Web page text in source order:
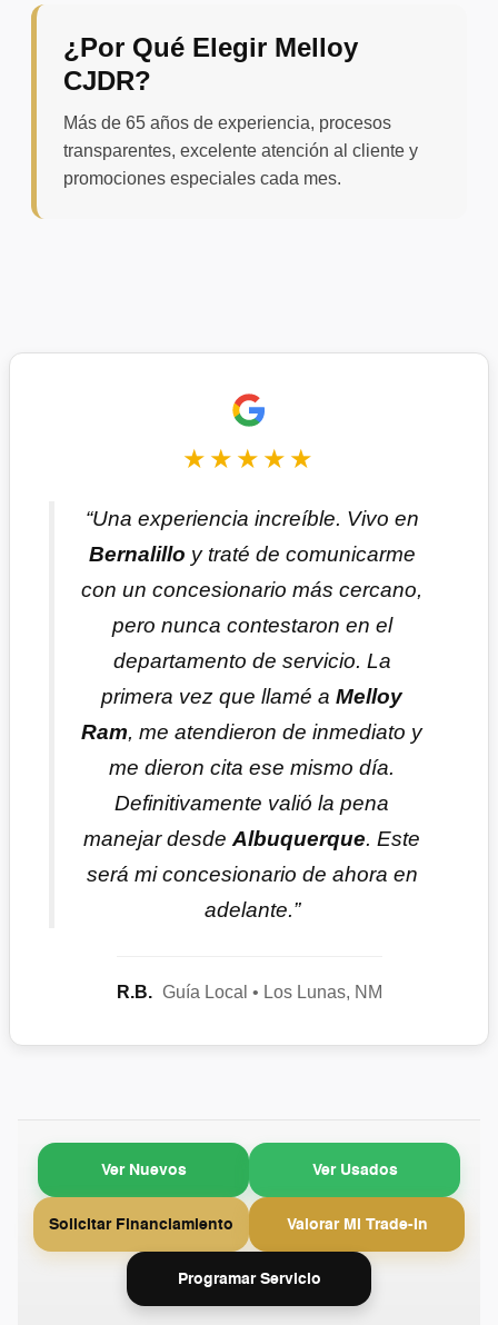
¿Por Qué Elegir Melloy
CJDR?
Más de 65 años de experiencia, procesos
transparentes, excelente atención al cliente y
promociones especiales cada mes.
★★★★★
“Una experiencia increíble. Vivo en
Bernalillo y traté de comunicarme
con un concesionario más cercano,
pero nunca contestaron en el
departamento de servicio. La
primera vez que llamé a Melloy
Ram, me atendieron de inmediato y
me dieron cita ese mismo día.
Definitivamente valió la pena
manejar desde Albuquerque. Este
será mi concesionario de ahora en
adelante.”
R.B. Guía Local • Los Lunas, NM
Ver Nuevos Ver Usados
Solicitar Financiamiento Valorar Mi Trade-In
Programar Servicio